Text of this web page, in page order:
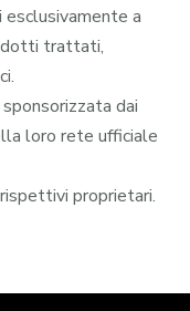
a
trattati,
dai
loro rete ufficiale
proprietari.